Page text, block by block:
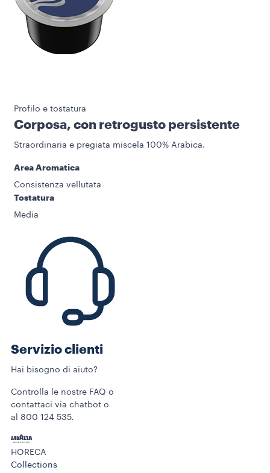
Profilo e tostatura
Corposa, con retrogusto persistente
Straordinaria e pregiata miscela 100% Arabica.
Area Aromatica
Consistenza vellutata
Tostatura
Media
Servizio clienti
Hai bisogno di aiuto?
Controlla le nostre FAQ o
contattaci via chatbot o
al 800 124 535.
HORECA
Collections